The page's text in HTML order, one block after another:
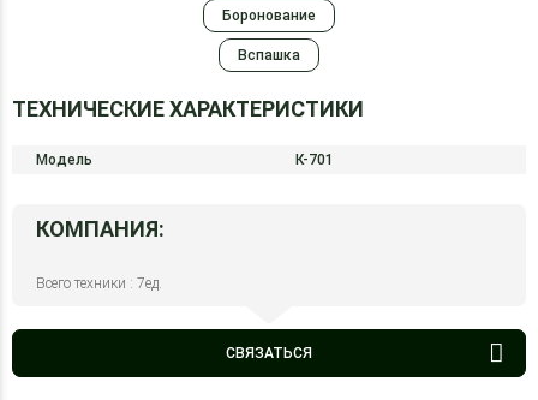
Боронование
Вспашка
ТЕХНИЧЕСКИЕ ХАРАКТЕРИСТИКИ
Модель К-701
КОМПАНИЯ:
Всего техники : 7ед.
СВЯЗАТЬСЯ